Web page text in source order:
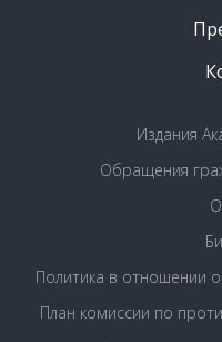
Издания
Обращения
Политика в отношении
План комиссии по